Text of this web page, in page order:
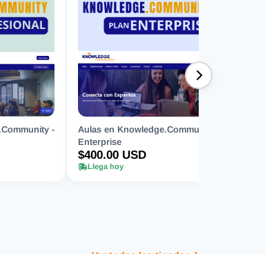
-
Aulas en Knowledge.Community -
Enterprise
$400.00 USD
Llega hoy